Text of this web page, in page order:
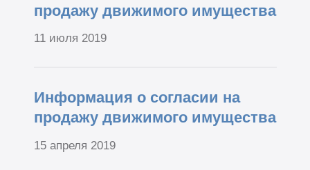
продажу движимого имущества
11 июля 2019
Информация о согласии на
продажу движимого имущества
15 апреля 2019